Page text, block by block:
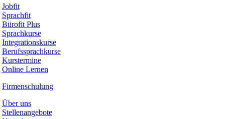
Jobfit
Sprachfit
Bürofit Plus
Sprachkurse
Integrationskurse
Berufssprachkurse
Kurstermine
Online Lernen
Firmenschulung
Über uns
Stellenangebote